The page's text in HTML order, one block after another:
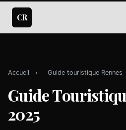
CR
Accueil › Guide touristique Rennes
Guide
2025